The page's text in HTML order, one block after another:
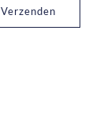
Verzenden